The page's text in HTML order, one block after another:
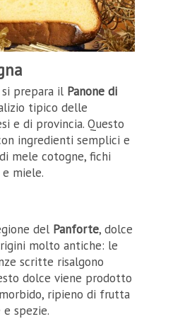
prepara il Panone di
tipico delle
e di provincia. Questo
ingredienti semplici e
mele cotogne, fichi
miele.
del Panforte, dolce
molto antiche: le
scritte risalgono
dolce viene prodotto
ripieno di frutta
spezie.